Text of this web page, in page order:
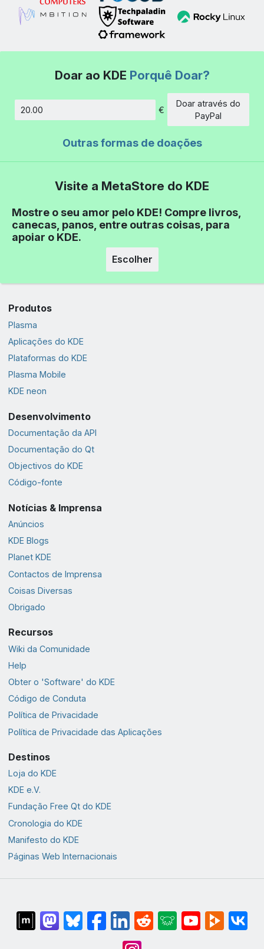
Doar ao KDE Porquê Doar?
Montante
€
Doar através do
PayPal
Outras formas de doações
Visite a MetaStore do KDE
Mostre o seu amor pelo KDE! Compre livros,
canecas, panos, entre outras coisas, para
apoiar o KDE.
Escolher
Produtos
Plasma
Aplicações do KDE
Plataformas do KDE
Plasma Mobile
KDE neon
Desenvolvimento
Documentação da API
Documentação do Qt
Objectivos do KDE
Código-fonte
Notícias & Imprensa
Anúncios
KDE Blogs
Planet KDE
Contactos de Imprensa
Coisas Diversas
Obrigado
Recursos
Wiki da Comunidade
Help
Obter o 'Software' do KDE
Código de Conduta
Política de Privacidade
Política de Privacidade das Aplicações
Destinos
Loja do KDE
KDE e.V.
Fundação Free Qt do KDE
Cronologia do KDE
Manifesto do KDE
Páginas Web Internacionais